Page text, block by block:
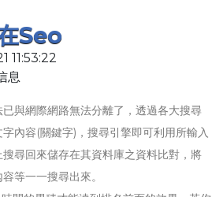
seo
11:53:22
息
與網際網路無法分離了，透過各大搜尋
內容(關鍵字)，搜尋引擎即可利用所輸入
尋回來儲存在其資料庫之資料比對，將
等一一搜尋出來。